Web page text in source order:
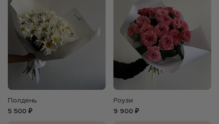
Полдень
5 500 ₽
Роузи
9 900 ₽